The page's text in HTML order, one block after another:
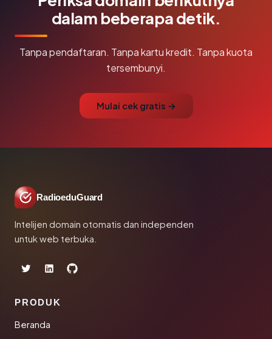
dalam beberapa detik.
Tanpa pendaftaran. Tanpa kartu kredit. Tanpa kuota
tersembunyi.
Mulai cek gratis →
RadioeduGuard
Intelijen domain otomatis dan independen
untuk web terbuka.
PRODUK
Beranda